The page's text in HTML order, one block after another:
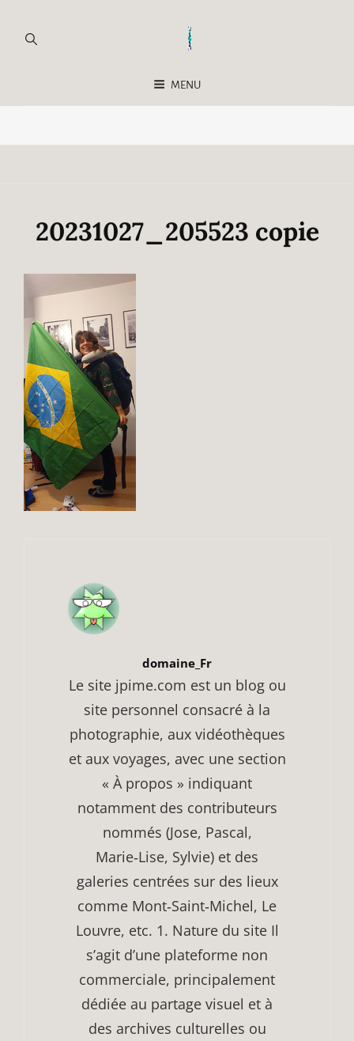
MENU
20231027_205523 copie
Author:
domaine_Fr
Le site jpime.com est un blog ou
site personnel consacré à la
photographie, aux vidéothèques
et aux voyages, avec une section
« À propos » indiquant
notamment des contributeurs
nommés (Jose, Pascal,
Marie‑Lise, Sylvie) et des
galeries centrées sur des lieux
comme Mont‑Saint‑Michel, Le
Louvre, etc. 1. Nature du site Il
s’agit d’une plateforme non
commerciale, principalement
dédiée au partage visuel et à
des archives culturelles ou